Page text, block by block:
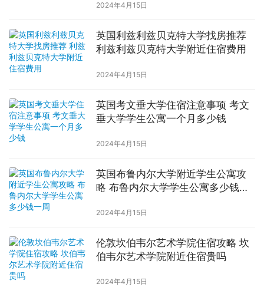
2024年4月15日
英国利兹利兹贝克特大学找房推荐
利兹利兹贝克特大学附近住宿费用
2024年4月15日
英国考文垂大学住宿注意事项 考文
垂大学学生公寓一个月多少钱
2024年4月15日
英国布鲁内尔大学附近学生公寓攻
略 布鲁内尔大学学生公寓多少钱一
2024年4月15日
伦敦坎伯韦尔艺术学院住宿攻略 坎
伯韦尔艺术学院附近住宿贵吗
2024年4月15日